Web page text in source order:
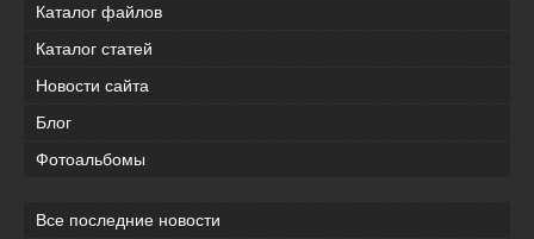
Каталог файлов
Каталог статей
Новости сайта
Блог
Фотоальбомы
Все последние новости